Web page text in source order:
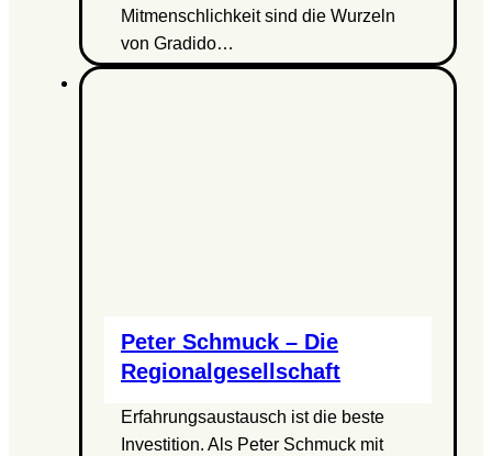
Mitmenschlichkeit sind die Wurzeln
von Gradido…
Peter Schmuck – Die
Regionalgesellschaft
Erfahrungsaustausch ist die beste
Investition. Als Peter Schmuck mit